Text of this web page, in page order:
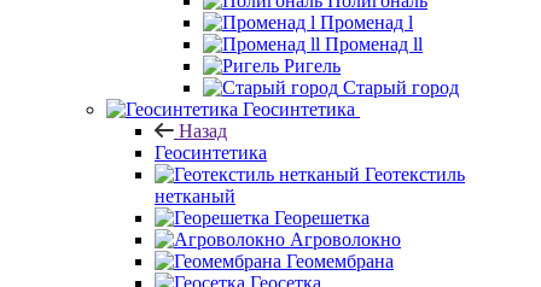
Променад l
Променад ll
Ригель
Старый город
Геосинтетика
Назад
Геосинтетика
Геотекстиль
нетканый
Георешетка
Агроволокно
Геомембрана
Геосетка